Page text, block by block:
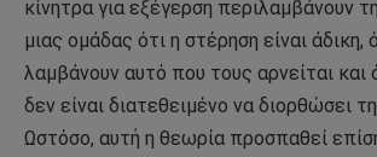
κίνητρα για εξέγερση περιλαμβάνουν
μιας ομάδας ότι η στέρηση είναι άδικη,
λαμβάνουν αυτό που τους αρνείται και
δεν είναι διατεθειμένο να διορθώσει
Ωστόσο, αυτή η θεωρία προσπαθεί